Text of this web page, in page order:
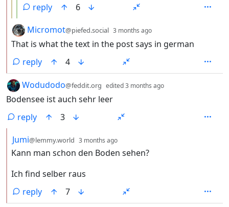
reply
6
by
Micromot@piefed.social 3 months ago
That is what the text in the post says in german
reply
4
by
Wodudodo@feddit.org edited3 months ago
Bodensee ist auch sehr leer
reply
3
by
Jumi@lemmy.world 3 months ago
Kann man schon den Boden sehen?
Ich find selber raus
reply
7